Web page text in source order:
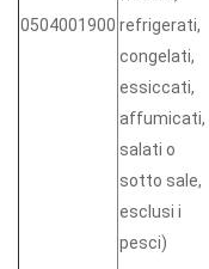
0504001900 refrigerati,
congelati,
essiccati,
affumicati,
salati o
sotto sale,
esclusi i
pesci)